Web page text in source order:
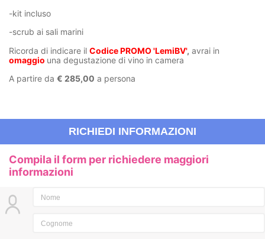
-kit incluso
-scrub ai sali marini
Ricorda di indicare il Codice PROMO 'LemiBV', avrai in
omaggio una degustazione di vino in camera
A partire da € 285,00 a persona
RICHIEDI INFORMAZIONI
Compila il form per richiedere maggiori
informazioni